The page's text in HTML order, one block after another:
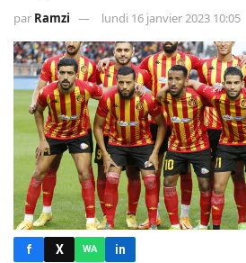
par Ramzi lundi 16 janvier 2023 10:05
f X WA in